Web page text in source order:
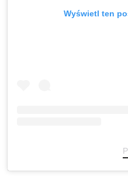
Wyświetl ten